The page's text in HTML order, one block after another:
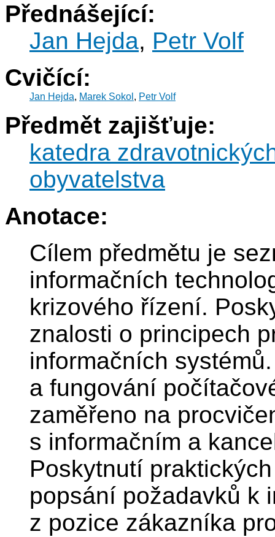
Přednášející:
Jan Hejda, Petr Volf
Cvičící:
Jan Hejda, Marek Sokol , Petr Volf
Předmět zajišťuje:
katedra
obyvatelstva
Anotace:
Cílem předmětu je
informačních
krizového řízení.
znalosti o principech
informačních
a fungování
zaměřeno na
s informačním a
Poskytnutí
popsání požadavků k
z pozice zákazníka